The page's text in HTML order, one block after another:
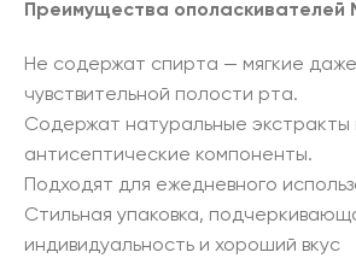
Преимущества ополаскивателей
Не содержат спирта — мягкие
чувствительной полости рта.
Содержат натуральные экстракты
антисептические компоненты.
Подходят для ежедневного
Стильная упаковка,
индивидуальность и хороший вкус